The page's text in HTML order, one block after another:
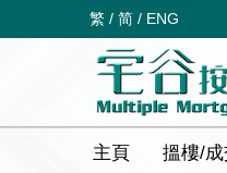
繁 / 简 / ENG
主頁 搵樓/成